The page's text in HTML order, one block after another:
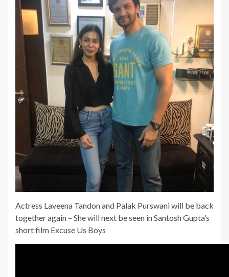
Actress Laveena Tandon and Palak Purswani will be back
together again – She will next be seen in Santosh Gupta’s
short film Excuse Us Boys